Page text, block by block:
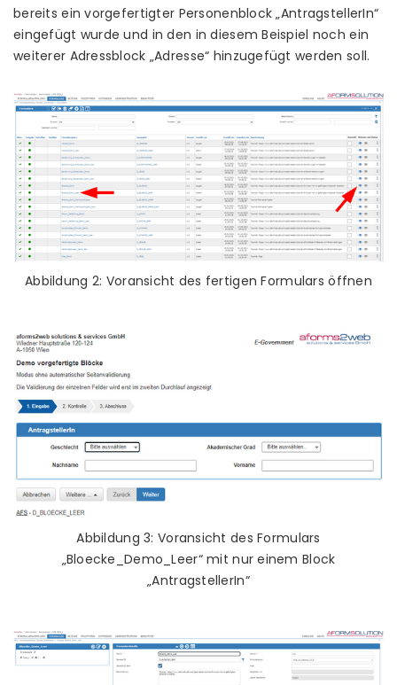
bereits ein vorgefertigter Personenblock „AntragstellerIn“
eingefügt wurde und in den in diesem Beispiel noch ein
weiterer Adressblock „Adresse“ hinzugefügt werden soll.
Abbildung 2: Voransicht des fertigen Formulars öffnen
Abbildung 3: Voransicht des Formulars
„Bloecke_Demo_Leer“ mit nur einem Block
„AntragstellerIn“